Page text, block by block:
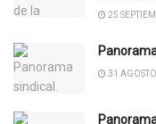
25
31